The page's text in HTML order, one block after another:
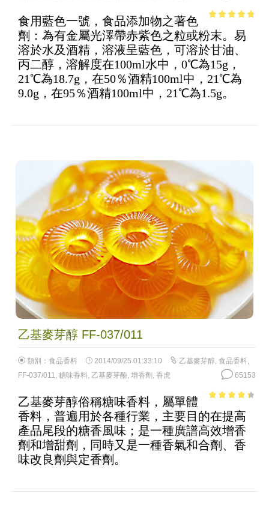
5
食用藍色一號，食品添加物之著色
劑：為有金屬光澤帶赤紫色之粒或粉末。易
溶於水及酒精，溶液呈藍色，可溶於甘油、
丙二醇，溶解度在100ml水中，0℃為15g，
21℃為18.7g，在50％酒精100ml中，21℃為
9.0g，在95％酒精100ml中，21℃為1.5g。
乙基麥芽醇 FF-037/011
類別： 食品香料 2014/09/25 01:33:10 乙基麥芽醇, 食品香料,
FF-037/011, 糖味香料, 乙基麥芽酚, 增香劑 , 香虎 65153
of 5
乙基麥芽醇俗稱糖味香料，屬單體
香料，普遍用於各種行業，主要目的在提高
產品尾段的糖香風味；是一種廣譜高效增香
劑和增甜劑，同時又是一種香氣和合劑、香
味改良劑與定香劑。